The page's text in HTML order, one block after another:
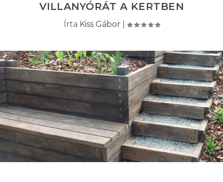
VILLANYÓRÁT A KERTBEN
Írta Kiss Gábor